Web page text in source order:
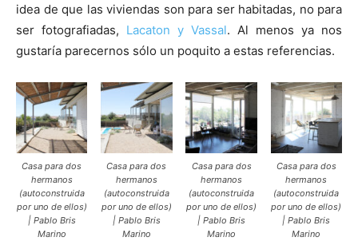
idea de que las viviendas son para ser habitadas, no para
ser fotografiadas, Lacaton y Vassal. Al menos ya nos
gustaría parecernos sólo un poquito a estas referencias.
Casa para dos
hermanos
(autoconstruida
por uno de ellos)
| Pablo Bris
Marino
Casa para dos
hermanos
(autoconstruida
por uno de ellos)
| Pablo Bris
Marino
Casa para dos
hermanos
(autoconstruida
por uno de ellos)
| Pablo Bris
Marino
Casa para dos
hermanos
(autoconstruida
por uno de ellos)
| Pablo Bris
Marino